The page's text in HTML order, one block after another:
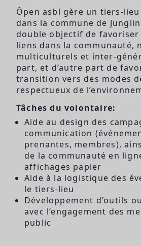
Ôpen asbl gère un tiers-
dans la commune de
double objectif de
liens dans la communauté,
multiculturels et inter-
part, et d’autre part de
transition vers des modes
respectueux de
Tâches du volontaire:
Aide au design des
communication
prenantes, membres),
de la communauté en
affichages papier
Aide à la logistique des
le tiers-lieu
Développement d’outils
avec l’engagement des
public